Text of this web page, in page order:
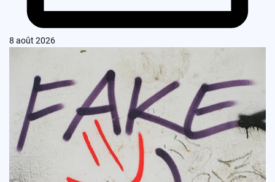
8 août 2026